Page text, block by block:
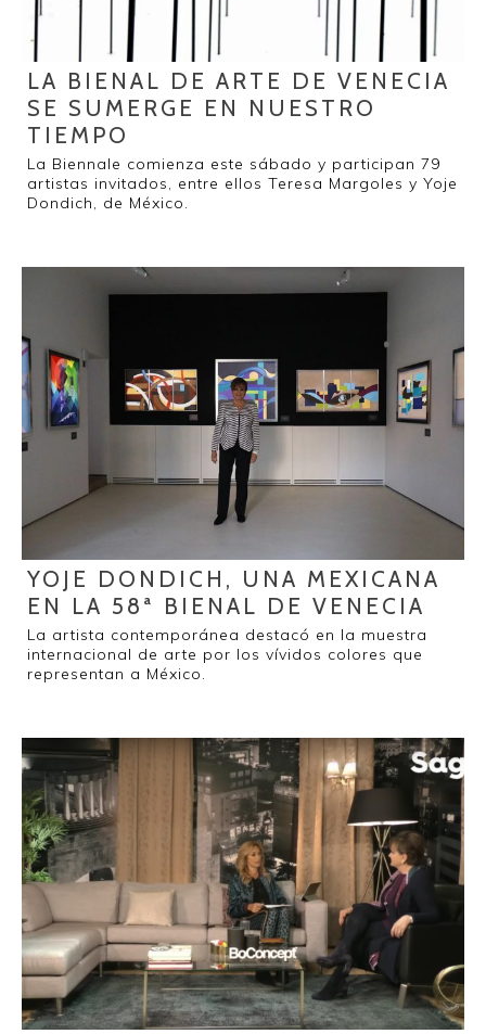
LA BIENAL DE ARTE DE VENECIA
SE SUMERGE EN NUESTRO
TIEMPO
La Biennale comienza este sábado y participan 79
artistas invitados, entre ellos Teresa Margoles y Yoje
Dondich, de México.
YOJE DONDICH, UNA MEXICANA
EN LA 58ª BIENAL DE VENECIA
La artista contemporánea destacó en la muestra
internacional de arte por los vívidos colores que
representan a México.